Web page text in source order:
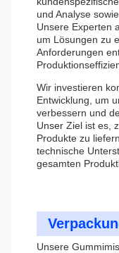
und Analyse
Unsere Experten
um Lösungen zu
Anforderungen
Wir investieren
Entwicklung, um
verbessern und
Unser Ziel ist es,
Produkte zu
technische
gesamten
Unsere